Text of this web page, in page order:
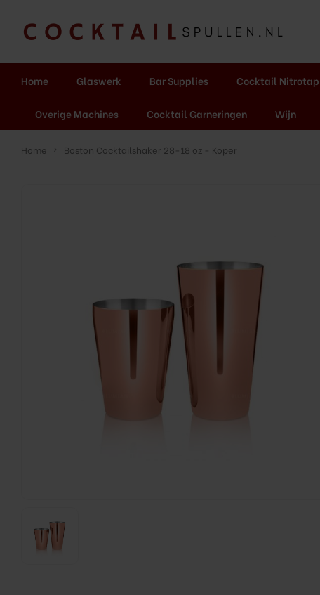
Home Glaswerk Bar Supplies Cocktail Nitrotap
Overige Machines Cocktail Garneringen Wijn
Home Boston Cocktailshaker 28-18 oz - Koper